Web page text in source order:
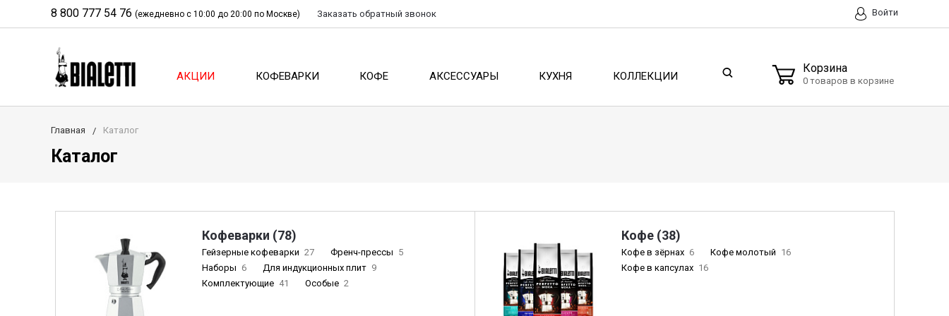
8 800 777 54 76 (ежедневно с 10:00 до 20:00 по Москве) Заказать обратный звонок Войти
АКЦИИ КОФЕВАРКИ КОФЕ АКСЕССУАРЫ КУХНЯ КОЛЛЕКЦИИ
Корзина
0 товаров в корзине
Главная Каталог
Каталог
Кофеварки (78)
Гейзерные кофеварки 27 Френч-прессы 5
Наборы 6 Для индукционных плит 9
Комплектующие 41 Особые 2
Кофе (38)
Кофе в зёрнах 6 Кофе молотый 16
Кофе в капсулах 16